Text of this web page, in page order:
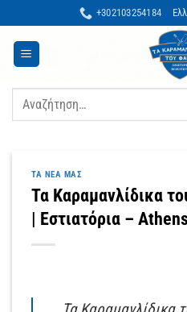
στο
περιεχόμενο
+302103254184
Αναζήτηση
ΤΑ ΝΈΑ ΜΑΣ
Τα Καραμανλίδικα
| Εστιατόρια –